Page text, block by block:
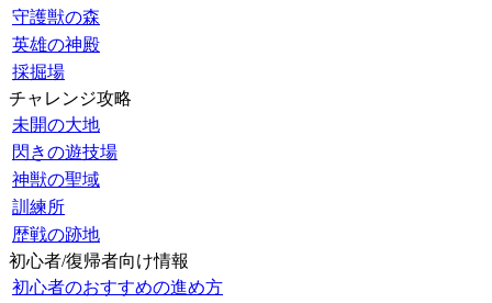
守護獣の森
英雄の神殿
採掘場
チャレンジ攻略
未開の大地
閃きの遊技場
神獣の聖域
訓練所
歴戦の跡地
初心者/復帰者向け情報
初心者のおすすめの進め方